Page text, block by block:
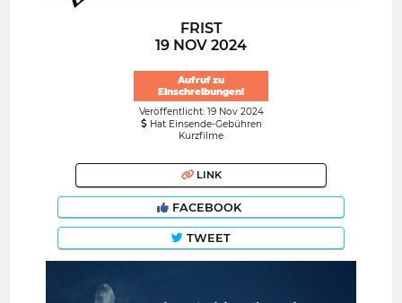
FRIST
19 NOV 2024
Aufruf zu
Einschreibungen!
Veröffentlicht: 19 Nov 2024
Hat Einsende-Gebühren
Kurzfilme
LINK
FACEBOOK
TWEET